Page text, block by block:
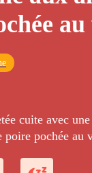
cuite avec
poire pochée au